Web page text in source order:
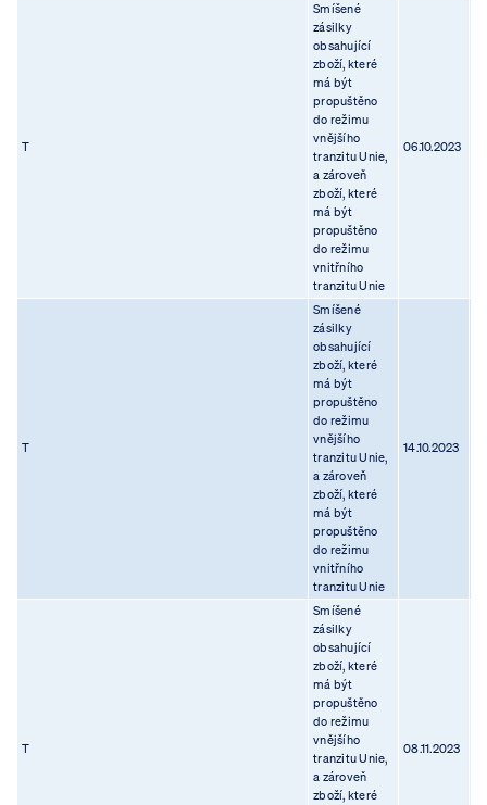
T
Smíšené
zásilky
obsahující
zboží, které
má být
propuštěno
do režimu
vnějšího
tranzitu Unie,
a zároveň
zboží, které
má být
propuštěno
do režimu
vnitřního
tranzitu Unie
06.10.2023
T
Smíšené
zásilky
obsahující
zboží, které
má být
propuštěno
do režimu
vnějšího
tranzitu Unie,
a zároveň
zboží, které
má být
propuštěno
do režimu
vnitřního
tranzitu Unie
14.10.2023
T
Smíšené
zásilky
obsahující
zboží, které
má být
propuštěno
do režimu
vnějšího
tranzitu Unie,
a zároveň
zboží, které
08.11.2023